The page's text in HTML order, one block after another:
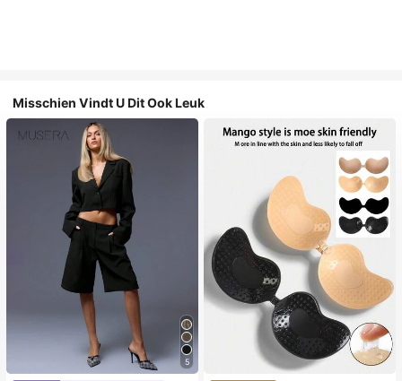
Misschien Vindt U Dit Ook Leuk
5